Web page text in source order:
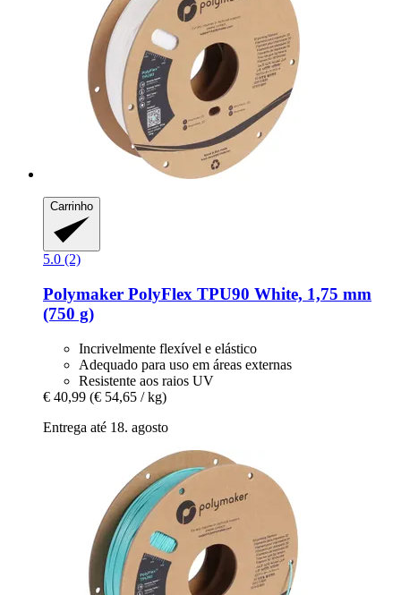
Carrinho
5.0 (2)
Polymaker PolyFlex TPU90 White, 1,75 mm
(750 g)
Incrivelmente flexível e elástico
Adequado para uso em áreas externas
Resistente aos raios UV
€ 40,99 (€ 54,65 / kg)
Entrega até 18. agosto